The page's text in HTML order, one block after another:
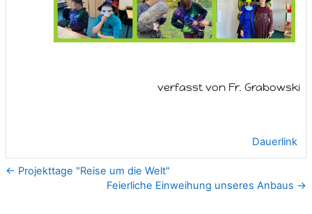
verfasst von Fr. Grabowski
Dauerlink
← Projekttage "Reise um die Welt"
Feierliche Einweihung unseres Anbaus →